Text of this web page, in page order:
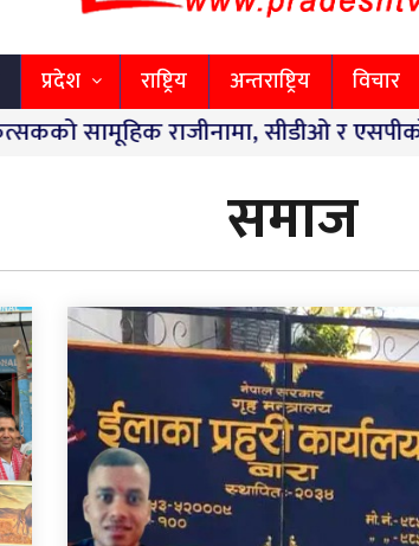
प्रदेश राष्ट्रिय अन्तराष्ट्रिय विचार
राजीनामा, सीडीओ र एसपीको
समाज